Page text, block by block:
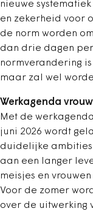
nieuwe
en zekerheid voor
de norm worden
dan drie dagen
normverandering
maar zal wel
Werkagenda
Met de
juni 2026 wordt
duidelijke
aan een langer
meisjes en
Voor de zomer
over de uitwerking